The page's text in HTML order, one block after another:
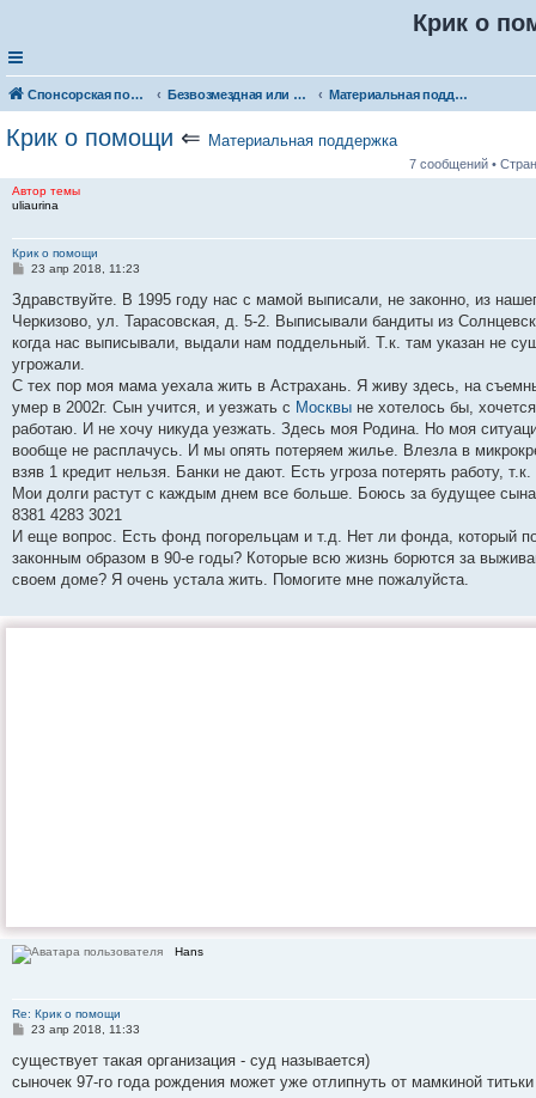
Крик о
Спонсорская помощь. Разместите своё объявление в соответствующей рубрике Безвозмездная или условно-безвозмездная помощь Материальная поддержка
Крик о помощи ⇐ Материальная поддержка
7 сообщений •
Автор темы
uliaurina
Крик о помощи
С
о
б
щ
е
н
и
е
23 апр 2018, 11:23
Здравствуйте. В 1995 году нас с мамой выписали, не законно, из
Черкизово, ул. Тарасовская, д. 5-2. Выписывали бандиты из
когда нас выписывали, выдали нам поддельный. Т.к. там указан не
угрожали.
С тех пор моя мама уехала жить в Астрахань. Я живу здесь, на
умер в 2002г. Сын учится, и уезжать с Москвы не хотелось бы,
работаю. И не хочу никуда уезжать. Здесь моя Родина. Но моя
вообще не расплачусь. И мы опять потеряем жилье. Влезла в
взяв 1 кредит нельзя. Банки не дают. Есть угроза потерять работу,
Мои долги растут с каждым днем все больше. Боюсь за будущее
8381 4283 3021
И еще вопрос. Есть фонд погорельцам и т.д. Нет ли фонда, который
законным образом в 90-е годы? Которые всю жизнь борются за
своем доме? Я очень устала жить. Помогите мне пожалуйста.
Hans
Re: Крик о помощи
С
о
щ
23 апр 2018, 11:33
существует такая организация - суд называется)
сыночек 97-го года рождения может уже отлипнуть от мамкиной